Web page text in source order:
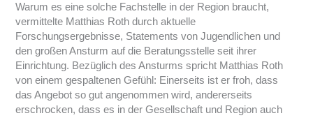
Warum es eine solche Fachstelle in der Region braucht,
vermittelte Matthias Roth durch aktuelle
Forschungsergebnisse, Statements von Jugendlichen und
den großen Ansturm auf die Beratungsstelle seit ihrer
Einrichtung. Bezüglich des Ansturms spricht Matthias Roth
von einem gespaltenen Gefühl: Einerseits ist er froh, dass
das Angebot so gut angenommen wird, andererseits
erschrocken, dass es in der Gesellschaft und Region auch